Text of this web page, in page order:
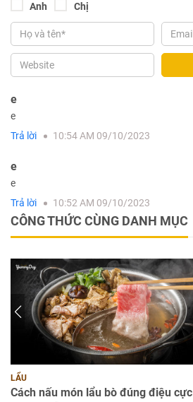
Anh Chị
e
e
Trả lời
10:54 AM 09/10/2023
e
e
Trả lời
10:52 AM 09/10/2023
CÔNG THỨC CÙNG DANH MỤC
LẨU
Cách nấu món lẩu bò đúng điệu cực